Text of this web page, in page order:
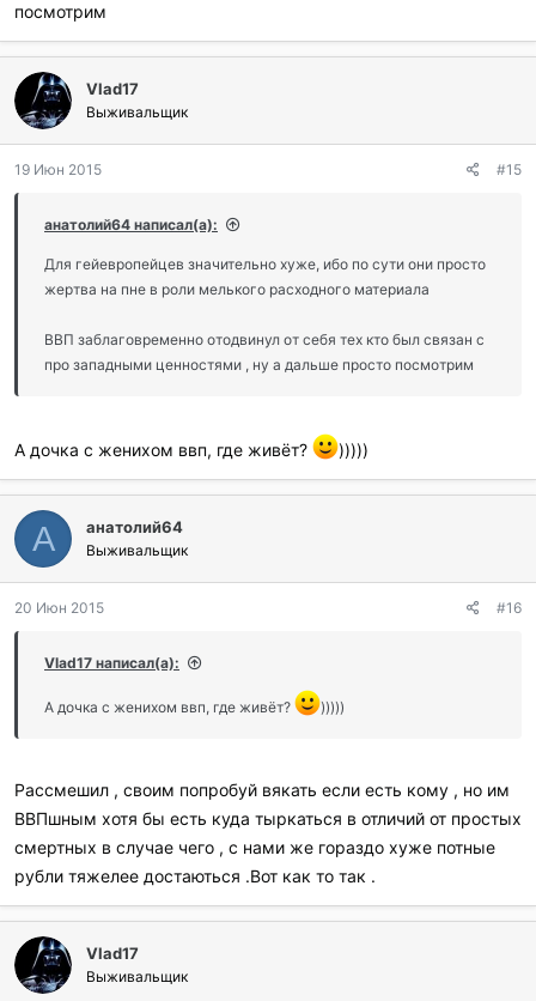
посмотрим
Vlad17
Выживальщик
19 Июн 2015 #15
анатолий64 написал(а):
Для гейевропейцев значительно хуже, ибо по сути они просто
жертва на пне в роли мелького расходного материала
ВВП заблаговременно отодвинул от себя тех кто был связан с
про западными ценностями , ну а дальше просто посмотрим
А дочка с женихом ввп, где живёт? )))))
А анатолий64
Выживальщик
20 Июн 2015 #16
Vlad17 написал(а):
А дочка с женихом ввп, где живёт? )))))
Рассмешил , своим попробуй вякать если есть кому , но им
ВВПшным хотя бы есть куда тыркаться в отличий от простых
смертных в случае чего , с нами же гораздо хуже потные
рубли тяжелее достаються .Вот как то так .
Vlad17
Выживальщик